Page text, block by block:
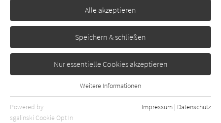
Nick Crumpton
Standard
Alle Altersgruppen anzeigen
Alle akzeptieren
Speichern & schließen
Nur essentielle Cookies akzeptieren
Essentielle Cookies werden für grundlegende Funktionen der
Webseite benötigt. Dadurch ist gewährleistet, dass die Webseite
Weitere Informationen
Powered by
sgalinski Cookie Opt In
Impressum | Datenschutz